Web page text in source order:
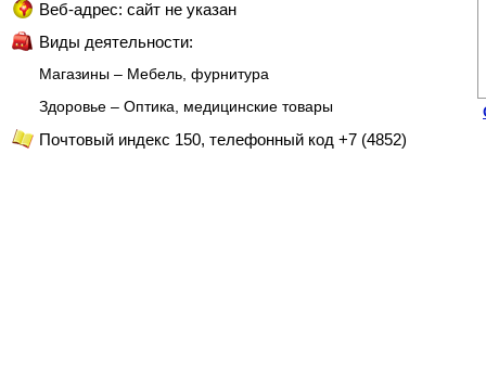
Веб-адрес: сайт не указан
Виды деятельности:
Магазины – Мебель, фурнитура
Здоровье – Оптика, медицинские товары
Почтовый индекс 150, телефонный код +7 (4852)